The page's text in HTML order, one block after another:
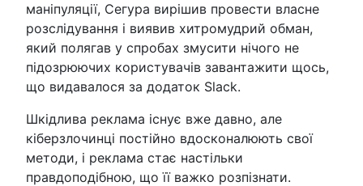
маніпуляції, Сегура вирішив провести власне
розслідування і виявив хитромудрий обман,
який полягав у спробах змусити нічого не
підозрюючих користувачів завантажити щось,
що видавалося за додаток Slack.
Шкідлива реклама існує вже давно, але
кіберзлочинці постійно вдосконалюють свої
методи, і реклама стає настільки
правдоподібною, що її важко розпізнати.